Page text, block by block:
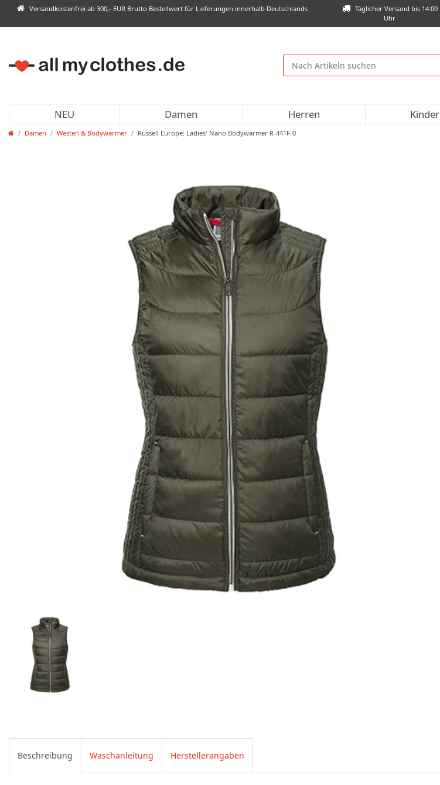
Täglicher Versand bis 14:00
Uhr
Versandkostenfrei ab 300,- EUR Brutto Bestellwert für Lieferungen innerhalb Deutschlands
NEU Damen Herren Kinder
Damen Westen & Bodywarmer Russell Europe: Ladies' Nano Bodywarmer R-441F-0
Beschreibung Waschanleitung Herstellerangaben